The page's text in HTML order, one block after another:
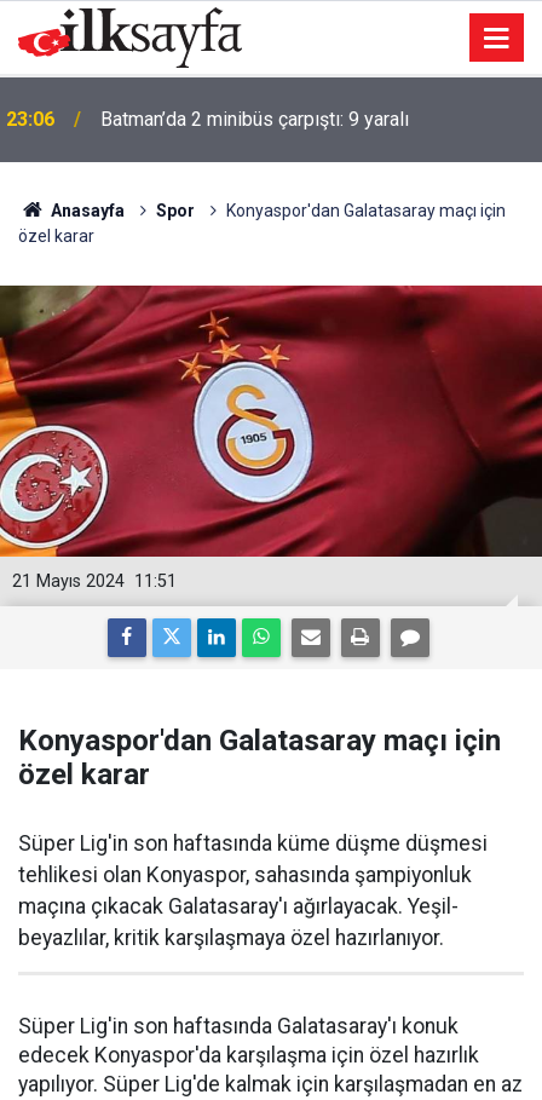
23:04
taşımak konusunda kararlıyız
Anasayfa Spor
Konyaspor'dan Galatasaray maçı için
özel karar
11:51
21 Mayıs 2024
Konyaspor'dan Galatasaray maçı için
özel karar
Süper Lig'in son haftasında küme düşme düşmesi
tehlikesi olan Konyaspor, sahasında şampiyonluk
maçına çıkacak Galatasaray'ı ağırlayacak. Yeşil-
beyazlılar, kritik karşılaşmaya özel hazırlanıyor.
Süper Lig'in son haftasında Galatasaray'ı konuk
edecek Konyaspor'da karşılaşma için özel hazırlık
yapılıyor. Süper Lig'de kalmak için karşılaşmadan en az